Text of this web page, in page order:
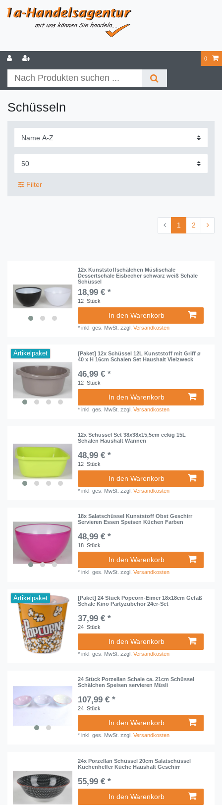
0
Schüsseln
Filter
1 2
12x Kunststoffschälchen Müslischale
Dessertschale Eisbecher schwarz weiß Schale
Schüssel
18,99 € *
12 Stück
In den Warenkorb
*inkl. ges. MwSt. zzgl.Versandkosten
Artikelpaket
[Paket] 12x Schüssel 12L Kunststoff mit Griff ø
40 x H 16cm Schalen Set Haushalt Vielzweck
46,99 € *
12 Stück
In den Warenkorb
*inkl. ges. MwSt. zzgl.Versandkosten
12x Schüssel Set 38x38x15,5cm eckig 15L
Schalen Haushalt Wannen
48,99 € *
12 Stück
In den Warenkorb
*inkl. ges. MwSt. zzgl.Versandkosten
18x Salatschüssel Kunststoff Obst Geschirr
Servieren Essen Speisen Küchen Farben
48,99 € *
18 Stück
In den Warenkorb
*inkl. ges. MwSt. zzgl.Versandkosten
Artikelpaket
[Paket] 24 Stück Popcorn-Eimer 18x18cm Gefäß
Schale Kino Partyzubehör 24er-Set
37,99 € *
24 Stück
In den Warenkorb
*inkl. ges. MwSt. zzgl.Versandkosten
24 Stück Porzellan Schale ca. 21cm Schüssel
Schälchen Speisen servieren Müsli
107,99 € *
24 Stück
In den Warenkorb
*inkl. ges. MwSt. zzgl.Versandkosten
24x Porzellan Schüssel 20cm Salatschüssel
Küchenhelfer Küche Haushalt Geschirr
55,99 € *
In den Warenkorb